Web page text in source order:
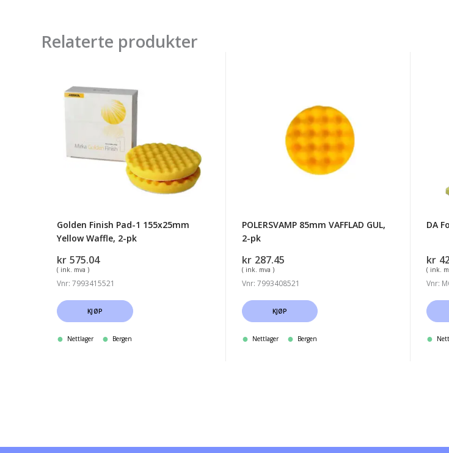
Relaterte produkter
Finish
155x25mm
Yellow
Golden Finish Pad-1 155x25mm
Yellow Waffle, 2-pk
kr 575.04
( ink. mva )
Vnr: 7993415521
KJØP
Nettlager Bergen
POLERSVAMP 85mm VAFFLAD GUL,
2-pk
kr 287.45
( ink. mva )
Vnr: 7993408521
KJØP
Nettlager Bergen
DA
kr
( ink.
Vnr: